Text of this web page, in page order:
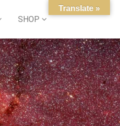
SHOP
Translate »